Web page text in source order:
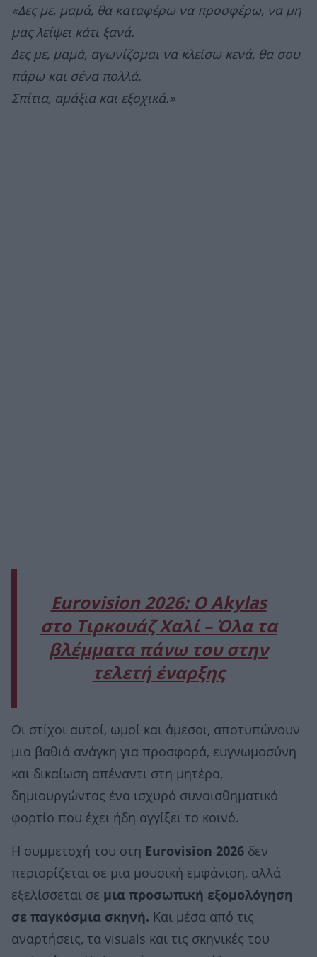
«Δες με, μαμά, θα καταφέρω να προσφέρω, να μη
μας λείψει κάτι ξανά.
Δες με, μαμά, αγωνίζομαι να κλείσω κενά, θα σου
πάρω και σένα πολλά.
Σπίτια, αμάξια και εξοχικά.»
Eurovision 2026: Ο Akylas
στο Τιρκουάζ Χαλί – Όλα τα
βλέμματα πάνω του στην
τελετή έναρξης
Οι στίχοι αυτοί, ωμοί και άμεσοι, αποτυπώνουν
μια βαθιά ανάγκη για προσφορά, ευγνωμοσύνη
και δικαίωση απέναντι στη μητέρα,
δημιουργώντας ένα ισχυρό συναισθηματικό
φορτίο που έχει ήδη αγγίξει το κοινό.
Η συμμετοχή του στη Eurovision 2026 δεν
περιορίζεται σε μια μουσική εμφάνιση, αλλά
εξελίσσεται σε μια προσωπική εξομολόγηση
σε παγκόσμια σκηνή. Και μέσα από τις
αναρτήσεις, τα visuals και τις σκηνικές του